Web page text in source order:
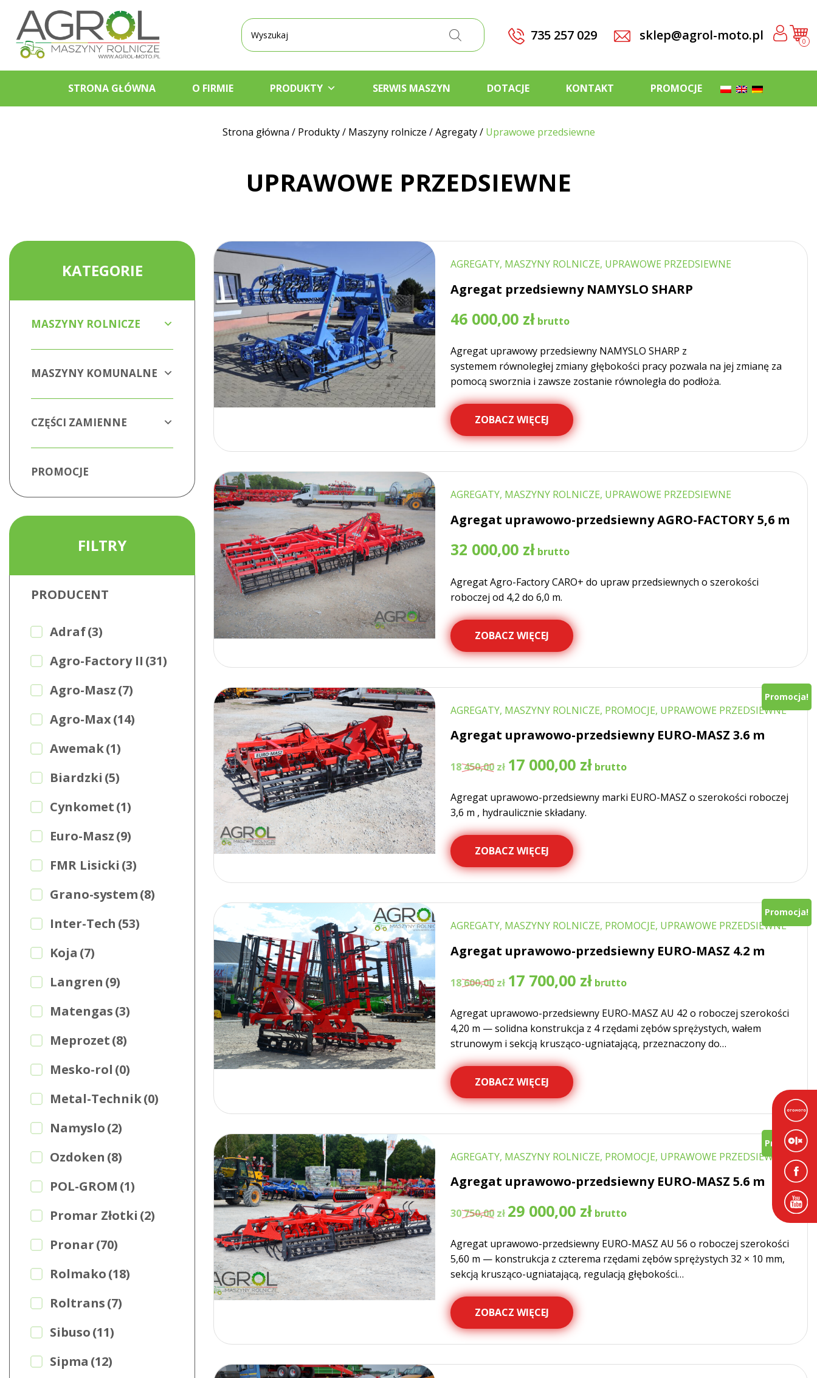
Wyszukiwarka
produktów 735 257 029 sklep@agrol-moto.pl 0
STRONA GŁÓWNA O FIRMIE PRODUKTY SERWIS MASZYN DOTACJE KONTAKT PROMOCJE
Strona główna / Produkty/ Maszyny rolnicze /Agregaty/ Uprawowe przedsiewne
UPRAWOWE PRZEDSIEWNE
KATEGORIE
MASZYNY ROLNICZE
MASZYNY KOMUNALNE
CZĘŚCI ZAMIENNE
PROMOCJE
FILTRY
PRODUCENT
Adraf(3)
Agro-Factory II (31)
Agro-Masz(7)
Agro-Max(14)
Awemak(1)
Biardzki (5)
Cynkomet(1)
Euro-Masz(9)
FMR Lisicki (3)
Grano-system(8)
Inter-Tech (53)
Koja (7)
Langren (9)
Matengas(3)
Meprozet(8)
Mesko-rol (0)
Metal-Technik(0)
Namyslo(2)
Ozdoken (8)
POL-GROM (1)
Promar Złotki (2)
Pronar(70)
Rolmako(18)
Roltrans(7)
Sibuso(11)
Sipma (12)
AGREGATY, MASZYNY ROLNICZE, UPRAWOWE PRZEDSIEWNE
Agregat przedsiewny NAMYSLO SHARP
46 000,00 zł
Agregat uprawowy przedsiewny NAMYSLO SHARP z
systemem równoległej zmiany głębokości pracy pozwala na jej zmianę za
pomocą sworznia i zawsze zostanie równoległa do podłoża.
ZOBACZ WIĘCEJ
AGREGATY, MASZYNY ROLNICZE, UPRAWOWE PRZEDSIEWNE
Agregat uprawowo-przedsiewny AGRO-FACTORY 5,6 m
32 000,00 zł
Agregat Agro-Factory CARO+ do upraw przedsiewnych o szerokości
roboczej od 4,2 do 6,0 m.
ZOBACZ WIĘCEJ
Promocja!
AGREGATY, MASZYNY ROLNICZE, PROMOCJE, UPRAWOWE PRZEDSIEWNE
Agregat uprawowo-przedsiewny EURO-MASZ 3.6 m
18 450,00 zł
Pierwotna
cena
18
450,00 zł.
17 000,00 zł
cena
17
Agregat uprawowo-przedsiewny marki EURO-MASZ o szerokości roboczej
3,6 m , hydraulicznie składany.
ZOBACZ WIĘCEJ
Promocja!
AGREGATY, MASZYNY ROLNICZE, PROMOCJE, UPRAWOWE PRZEDSIEWNE
Agregat uprawowo-przedsiewny EURO-MASZ 4.2 m
18 600,00 zł
Pierwotna
cena
18
600,00 zł.
17 700,00 zł
cena
17
700,00 zł.
Agregat uprawowo-przedsiewny EURO-MASZ AU 42 o roboczej szerokości
4,20 m — solidna konstrukcja z 4 rzędami zębów sprężystych, wałem
strunowym i sekcją krusząco-ugniatającą, przeznaczony do…
ZOBACZ WIĘCEJ
Promocja!
AGREGATY, MASZYNY ROLNICZE, PROMOCJE, UPRAWOWE PRZEDSIEWNE
Agregat uprawowo-przedsiewny EURO-MASZ 5.6 m
30 750,00 zł
Pierwotna
cena
30
750,00 zł.
29 000,00 zł
cena
29
000,00 zł.
Agregat uprawowo-przedsiewny EURO-MASZ AU 56 o roboczej szerokości
5,60 m — konstrukcja z czterema rzędami zębów sprężystych 32 × 10 mm,
sekcją krusząco-ugniatającą, regulacją głębokości…
ZOBACZ WIĘCEJ